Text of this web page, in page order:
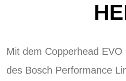
Mit dem Copperhead
des Bosch Performance